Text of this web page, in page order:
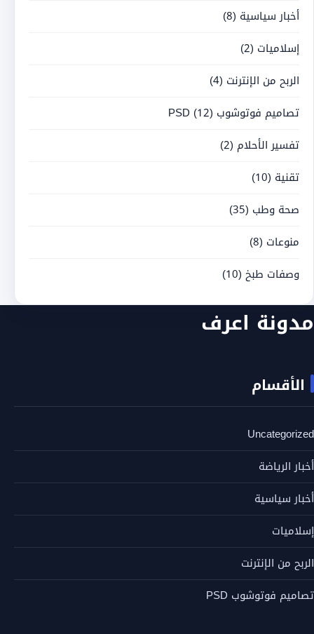
أخبار سياسية (8)
إسلاميات (2)
الربح من الإنترنت (4)
تصاميم فوتوشوب PSD (12)
تفسير الأحلام (2)
تقنية (10)
صحة وطب (35)
منوعات (8)
وصفات طبخ (10)
مدونة اعرف
الأقسام
Uncategorized
أخبار الرياضة
أخبار سياسية
إسلاميات
الربح من الإنترنت
تصاميم فوتوشوب PSD